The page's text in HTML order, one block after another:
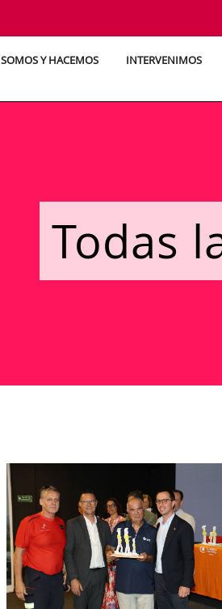
SOMOS Y HACEMOS INTERVENIMOS
Todas